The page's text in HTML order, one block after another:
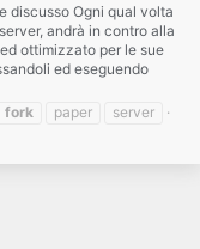
discusso Ogni qual volta
andrà in contro alla
ottimizzato per le sue
ed eseguendo
fork paper
server